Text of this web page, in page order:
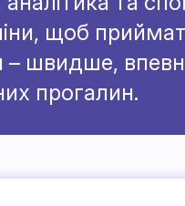
щоб
– швидше,
прогалин.